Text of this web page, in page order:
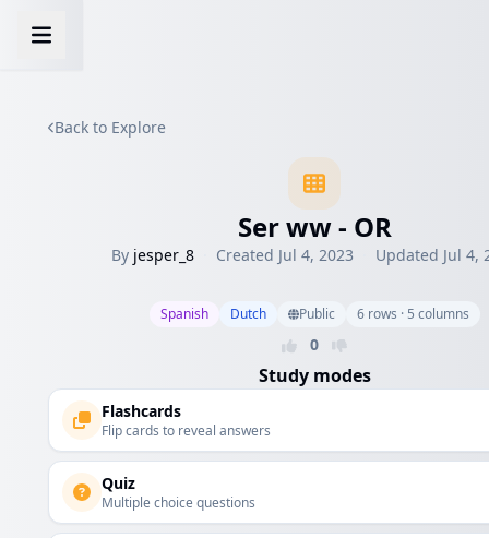
Back to Explore
Ser ww - OR
By jesper_8 Created Jul 4, 2023 Updated Jul 4,
Spanish Dutch Public 6 rows · 5 columns
0
Study modes
Flashcards
Flip cards to reveal answers
Quiz
Multiple choice questions